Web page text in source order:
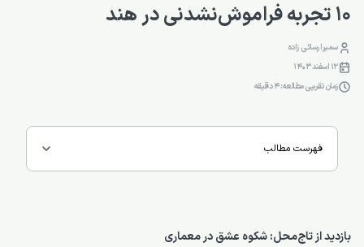
۱۰ تجربه فراموش‌نشدنی در هند
سمیرا رسائی زاده
12 اسفند 1403
زمان تقریبی مطالعه: 4 دقیقه
فهرست مطالب
بازدید از تاج‌محل: شکوه عشق در معماری